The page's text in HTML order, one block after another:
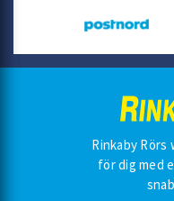
Rinkaby
för dig med